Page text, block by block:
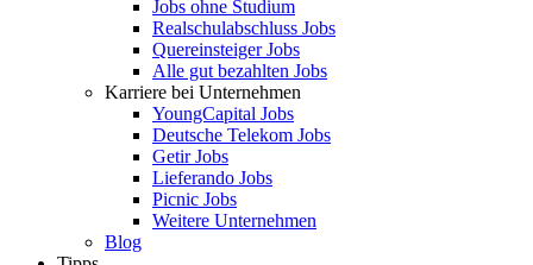
Jobs ohne Studium
Realschulabschluss Jobs
Quereinsteiger Jobs
Alle gut bezahlten Jobs
Karriere bei Unternehmen
YoungCapital Jobs
Deutsche Telekom Jobs
Getir Jobs
Lieferando Jobs
Picnic Jobs
Weitere Unternehmen
Blog